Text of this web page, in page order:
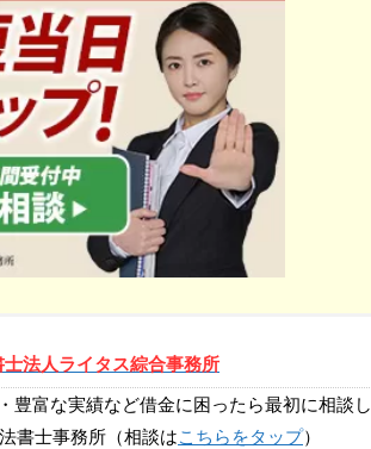
法人ライタス綜合事務所
豊富な実績など借金に困ったら最初に相談し
書士事務所（相談はこちらをタップ）